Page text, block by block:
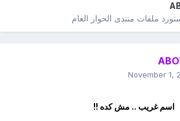
ملفات منتدى الحوار العام
November 1,
اسم غريب .. مش كده !!